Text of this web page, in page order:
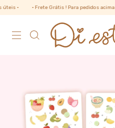
• Frete Grátis ! Para pedidos acima de R$ 349 •